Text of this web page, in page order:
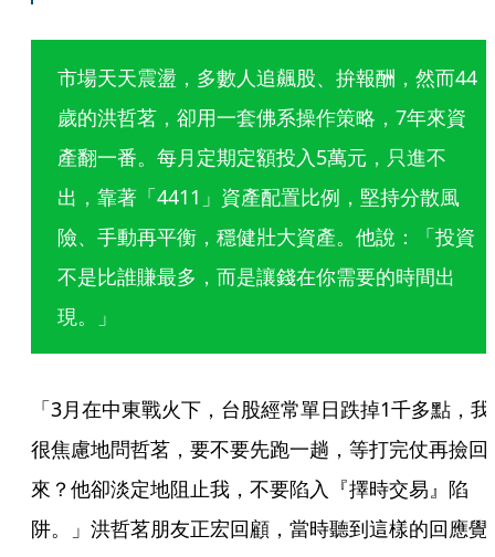
市場天天震盪，多數人追飆股、拚報酬，然而44
歲的洪哲茗，卻用一套佛系操作策略，7年來資
產翻一番。每月定期定額投入5萬元，只進不
出，靠著「4411」資產配置比例，堅持分散風
險、手動再平衡，穩健壯大資產。他說：「投資
不是比誰賺最多，而是讓錢在你需要的時間出
現。」
「3月在中東戰火下，台股經常單日跌掉1千多點，我
很焦慮地問哲茗，要不要先跑一趟，等打完仗再撿回
來？他卻淡定地阻止我，不要陷入『擇時交易』陷
阱。」洪哲茗朋友正宏回顧，當時聽到這樣的回應覺